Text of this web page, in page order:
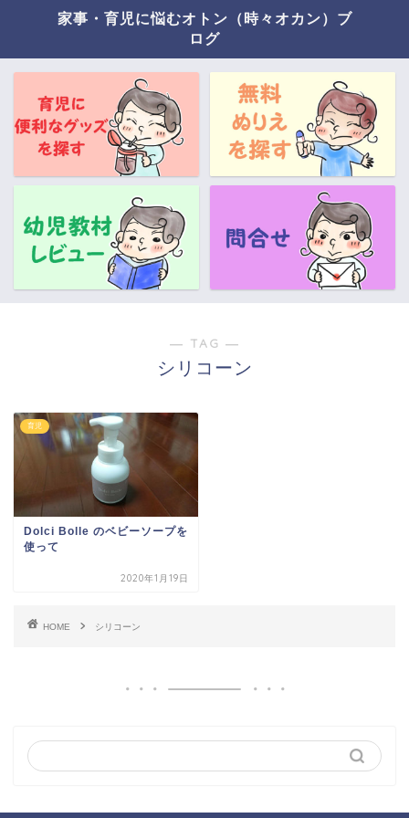
家事・育児に悩むオトン（時々オカン）ブ
ログ
― TAG ―
シリコーン
育児
Dolci Bolle のベビーソープを
使って
2020年1月19日
HOME シリコーン